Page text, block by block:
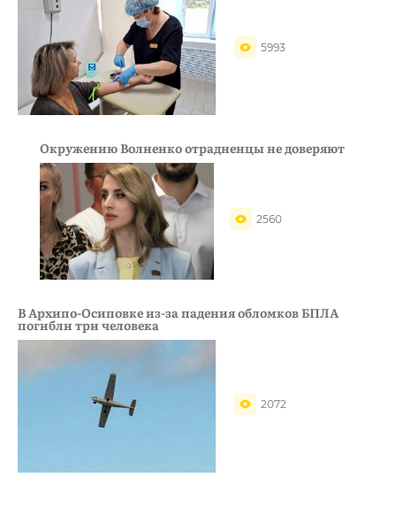
5993
Окружению Волненко отрадненцы не доверяют
2560
В Архипо-Осиповке из-за падения обломков БПЛА
погибли три человека
2072